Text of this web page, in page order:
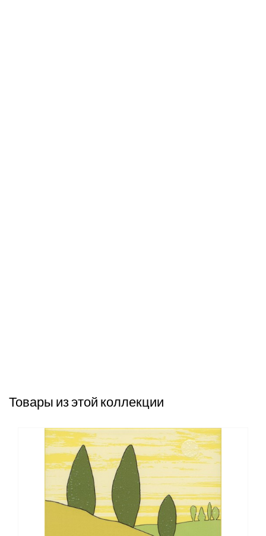
Товары из этой коллекции